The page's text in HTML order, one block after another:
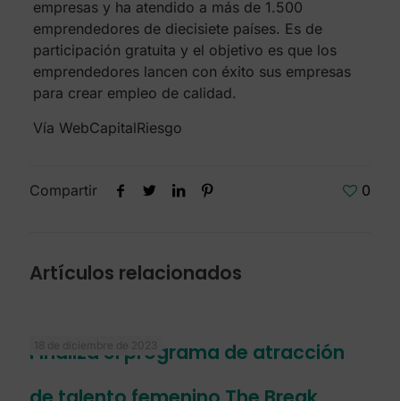
empresas y ha atendido a más de 1.500
emprendedores de diecisiete países. Es de
participación gratuita y el objetivo es que los
emprendedores lancen con éxito sus empresas
para crear empleo de calidad.
Vía WebCapitalRiesgo
Compartir 0
Artículos relacionados
18 de diciembre de 2023
Finaliza el programa de atracción